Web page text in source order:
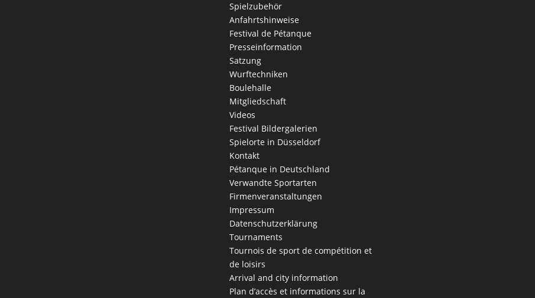
Spielzubehör
Anfahrtshinweise
Festival de Pétanque
Presseinformation
Satzung
Wurftechniken
Boulehalle
Mitgliedschaft
Videos
Festival Bildergalerien
Spielorte in Düsseldorf
Kontakt
Pétanque in Deutschland
Verwandte Sportarten
Firmenveranstaltungen
Impressum
Datenschutzerklärung
Tournaments
Tournois de sport de compétition et
de loisirs
Arrival and city information
Plan d’accès et informations sur la